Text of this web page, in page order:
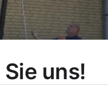
Sie uns!